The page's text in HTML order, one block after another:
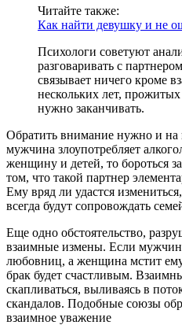
Читайте также:
Как найти девушку и не
Психологи советуют
разговаривать с
связывает ничего кроме
нескольких лет,
нужно заканчивать.
Обратить внимание нужно и на
мужчина злоупотребляет
женщину и детей, то бороться
том, что такой партнер
Ему вряд ли удастся
всегда будут сопровождать
Еще одно обстоятельство,
взаимные измены. Если
любовниц, а женщина мстит
брак будет счастливым.
скапливаться, выливаясь в
скандалов. Подобные союзы
взаимное уважение